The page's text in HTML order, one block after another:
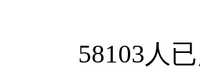
58103人